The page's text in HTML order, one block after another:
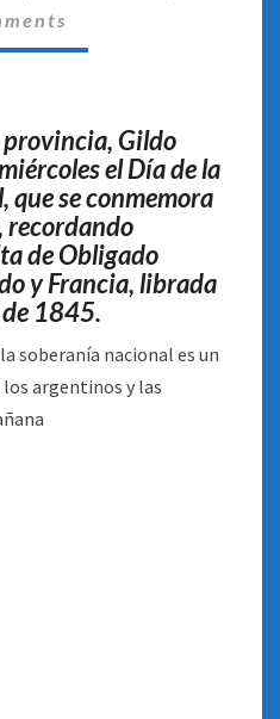
LOS
ARGENTINOS
Y
LAS
ARGENTINAS”
provincia, Gildo
el Día de la
que se conmemora
recordando
de Obligado
y Francia, librada
1845.